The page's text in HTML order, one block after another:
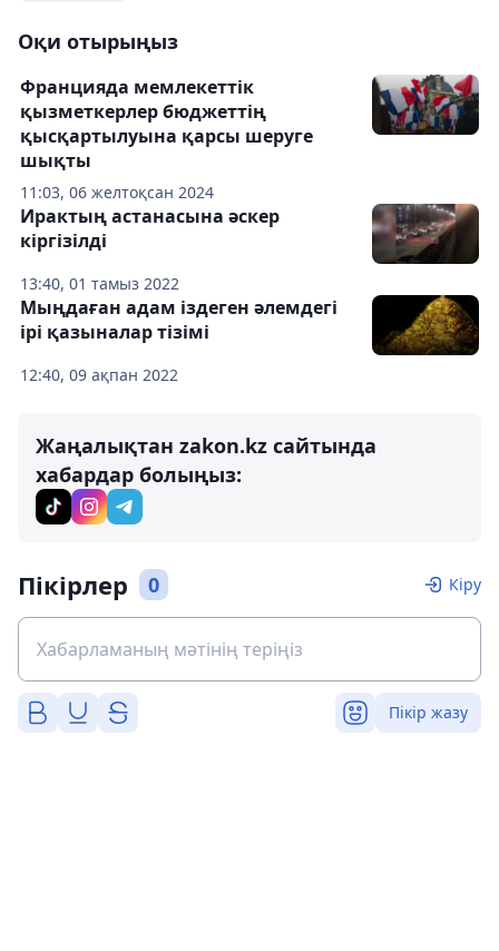
Оқи отырыңыз
11:03, 06 желтоқсан 2024
Францияда мемлекеттік
қызметкерлер бюджеттің
қысқартылуына қарсы шеруге
шықты
13:40, 01 тамыз 2022
Ирактың астанасына әскер
кіргізілді
12:40, 09 ақпан 2022
Мыңдаған адам іздеген әлемдегі
ірі қазыналар тізімі
Жаңалықтан zakon.kz сайтында
хабардар болыңыз:
Пікірлер 0 Кіру
Пікір жазу